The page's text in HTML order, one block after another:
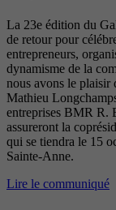
La 23e édition du
de retour pour
entrepreneurs,
dynamisme de la
nous avons le plaisir
Mathieu
entreprises BMR R.
assureront la
qui se tiendra le 15
Sainte-Anne.
Lire le communiqué